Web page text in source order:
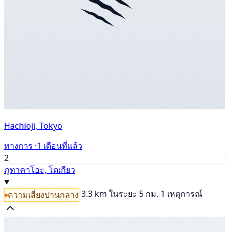
Hachioji, Tokyo
ทางการ ·1 เดือนที่แล้ว
2
ภูทาคาโอะ, โตเกียว
ความเสี่ยงปานกลาง 3.3 km ในระยะ 5 กม. 1 เหตุการณ์